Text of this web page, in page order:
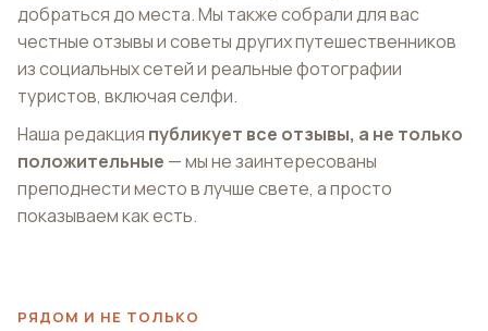
добраться до места. Мы также собрали для вас
честные отзывы и советы других путешественников
из социальных сетей и реальные фотографии
туристов, включая селфи.
Наша редакция публикует все отзывы, а не только
положительные — мы не заинтересованы
преподнести место в лучше свете, а просто
показываем как есть.
РЯДОМ И НЕ ТОЛЬКО